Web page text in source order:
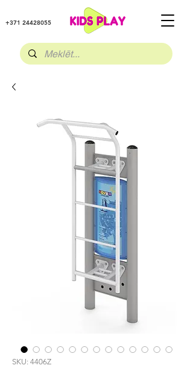
+371 24428055
SKU: 4406Z